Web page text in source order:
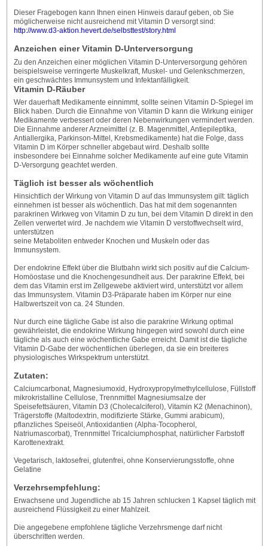
Dieser Fragebogen kann Ihnen einen Hinweis darauf geben, ob Sie
möglicherweise nicht ausreichend mit Vitamin D versorgt sind:
http://www.d3-aktion.hevert.de/selbsttest/story.html
Anzeichen einer Vitamin D-Unterversorgung
Zu den Anzeichen einer möglichen Vitamin D-Unterversorgung gehören
beispielsweise verringerte Muskelkraft, Muskel- und Gelenkschmerzen,
ein geschwächtes Immunsystem und Infektanfälligkeit.
Vitamin D-Räuber
Wer dauerhaft Medikamente einnimmt, sollte seinen Vitamin D-Spiegel im
Blick haben. Durch die Einnahme von Vitamin D kann die Wirkung einiger
Medikamente verbessert oder deren Nebenwirkungen vermindert werden.
Die Einnahme anderer Arzneimittel (z. B. Magenmittel, Antiepileptika,
Antiallergika, Parkinson-Mittel, Krebsmedikamente) hat die Folge, dass
Vitamin D im Körper schneller abgebaut wird. Deshalb sollte
insbesondere bei Einnahme solcher Medikamente auf eine gute Vitamin
D-Versorgung geachtet werden.
Täglich ist besser als wöchentlich
Hinsichtlich der Wirkung von Vitamin D auf das Immunsystem gilt: täglich
einnehmen ist besser als wöchentlich. Das hat mit dem sogenannten
parakrinen Wirkweg von Vitamin D zu tun, bei dem Vitamin D direkt in den
Zellen verwertet wird. Je nachdem wie Vitamin D verstoffwechselt wird,
unterstützen
seine Metaboliten entweder Knochen und Muskeln oder das
Immunsystem.
Der endokrine Effekt über die Blutbahn wirkt sich positiv auf die Calcium-
Homöostase und die Knochengesundheit aus. Der parakrine Effekt, bei
dem das Vitamin erst im Zellgewebe aktiviert wird, unterstützt vor allem
das Immunsystem. Vitamin D3-Präparate haben im Körper nur eine
Halbwertszeit von ca. 24 Stunden.
Nur durch eine tägliche Gabe ist also die parakrine Wirkung optimal
gewährleistet, die endokrine Wirkung hingegen wird sowohl durch eine
tägliche als auch eine wöchentliche Gabe erreicht. Damit ist die tägliche
Vitamin D-Gabe der wöchentlichen überlegen, da sie ein breiteres
physiologisches Wirkspektrum unterstützt.
Zutaten:
Calciumcarbonat, Magnesiumoxid, Hydroxypropylmethylcellulose, Füllstoff
mikrokristalline Cellulose, Trennmittel Magnesiumsalze der
Speisefettsäuren, Vitamin D3 (Cholecalciferol), Vitamin K2 (Menachinon),
Trägerstoffe (Maltodextrin, modifizierte Stärke, Gummi arabicum),
pflanzliches Speiseöl, Antioxidantien (Alpha-Tocopherol,
Natriumascorbat), Trennmittel Tricalciumphosphat, natürlicher Farbstoff
Karottenextrakt.
Vegetarisch, laktosefrei, glutenfrei, ohne Konservierungsstoffe, ohne
Gelatine
Verzehrsempfehlung:
Erwachsene und Jugendliche ab 15 Jahren schlucken 1 Kapsel täglich mit
ausreichend Flüssigkeit zu einer Mahlzeit.
Die angegebene empfohlene tägliche Verzehrsmenge darf nicht
überschritten werden.